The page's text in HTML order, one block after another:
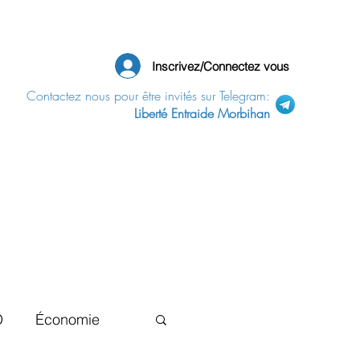
Inscrivez/Connectez vous
Contactez nous pour être invités sur Telegram:
Liberté Entraide Morbihan
Économie